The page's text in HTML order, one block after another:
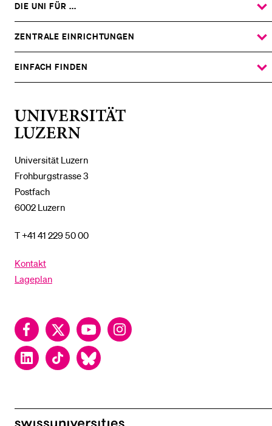
Universität Luzern
Frohburgstrasse 3
Postfach
6002 Luzern
T +41 41 229 50 00
Kontakt
Lageplan
FacebookTwitter YouTubeInstagram
LinkedInTikTok Bluesky
DIE UNI FÜR ...
ZEIGE
DAS
UNTERMENÜ
ZENTRALE EINRICHTUNGEN
ZEIGE
DAS
UNTERMENÜ
EINFACH FINDEN
ZEIGE
DAS